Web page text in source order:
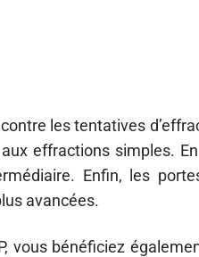
les tentatives
effractions simples.
Enfin, les
avancées.
vous bénéficiez